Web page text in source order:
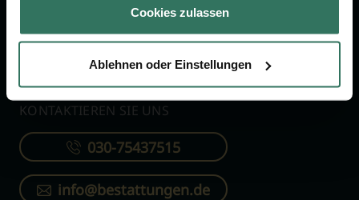
Cookies zulassen
Ablehnen oder Einstellungen
Für Bestatter
KONTAKTIEREN SIE UNS
030-75437515
info@bestattungen.de